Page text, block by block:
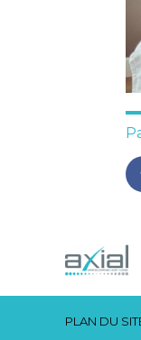
Footer
PLAN DU